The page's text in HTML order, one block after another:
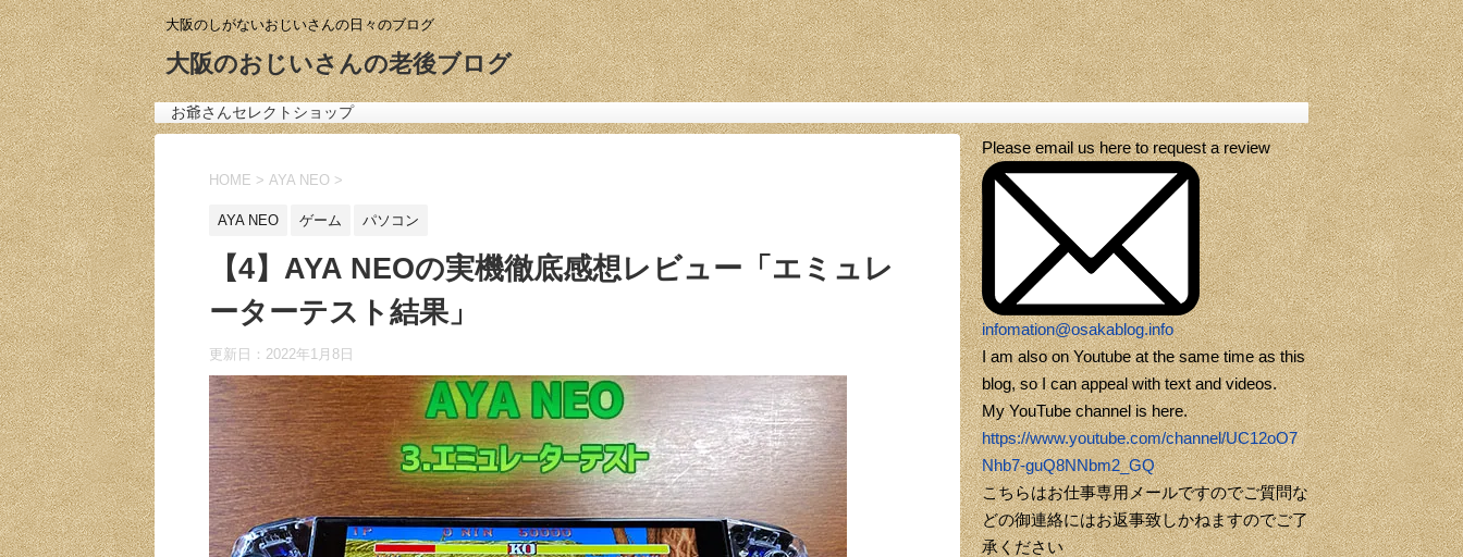
大阪のしがないおじいさんの日々のブログ
大阪のおじいさんの老後ブログ
お爺さんセレクトショップ
HOME > AYA NEO >
AYA NEO ゲーム パソコン
【4】AYA NEOの実機徹底感想レビュー「エミュレ
ーターテスト結果」
更新日： 2022年1月8日
Please email us here to request a review
infomation@osakablog.info
I am also on Youtube at the same time as this
blog, so I can appeal with text and videos.
My YouTube channel is here.
https://www.youtube.com/channel/UC12oO7
Nhb7-guQ8NNbm2_GQ
こちらはお仕事専用メールですのでご質問な
どの御連絡にはお返事致しかねますのでご了
承ください